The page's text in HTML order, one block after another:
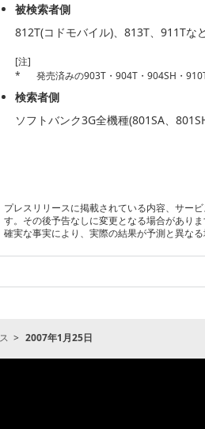
被検索者側
812T(コドモバイル)、813T、911Tな
[注]
*
発売済みの903T・904T・904SH・
検索者側
ソフトバンク3G全機種(801SA、
プレスリリースに掲載されている内容、サー
す。その後予告なしに変更となる場合があり
確実な事実により、実際の結果が予測と異な
2007年1月25日